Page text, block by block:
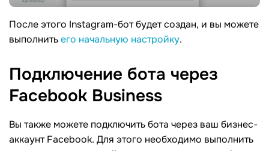
После этого Instagram-бот будет создан, и вы можете
выполнитьего начальную настройку.
Подключение бота через
Facebook Business
Вы также можете подключить бота через ваш бизнес-
аккаунт Facebook. Для этого необходимо выполнить